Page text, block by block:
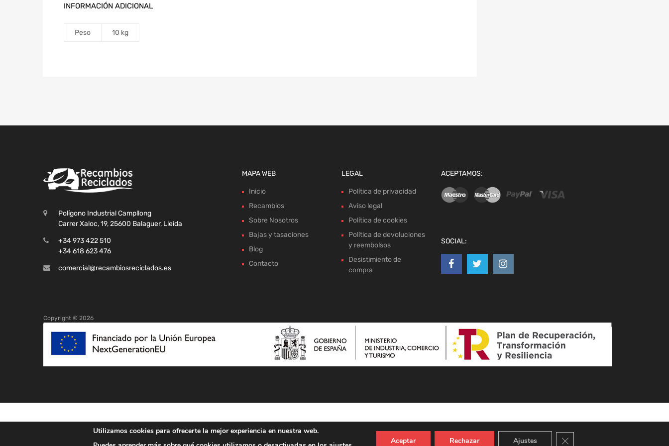
INFORMACIÓN ADICIONAL
Peso 10 kg
Polígono Industrial Campllong
Carrer Xaloc, 19, 25600 Balaguer, Lleida
+34 973 422 510
+34 618 623 476
comercial@recambiosreciclados.es
MAPA WEB
Inicio
Recambios
Sobre Nosotros
Bajas y tasaciones
Blog
Contacto
LEGAL
Política de privacidad
Aviso legal
Política de cookies
Política de devoluciones
y reembolsos
Desistimiento de
compra
ACEPTAMOS:
SOCIAL:
Copyright © 2026
Utilizamos cookies para ofrecerte la mejor experiencia en nuestra web.
Aceptar Rechazar Ajustes Cerrar el banner de cookies RGPD